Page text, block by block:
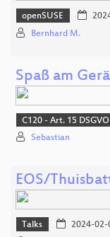
openSUSE
Bernhard M.
Spaß am
C120 - Art. 15 DSGVO
Sebastian
EOS/
Talks 2024-02-